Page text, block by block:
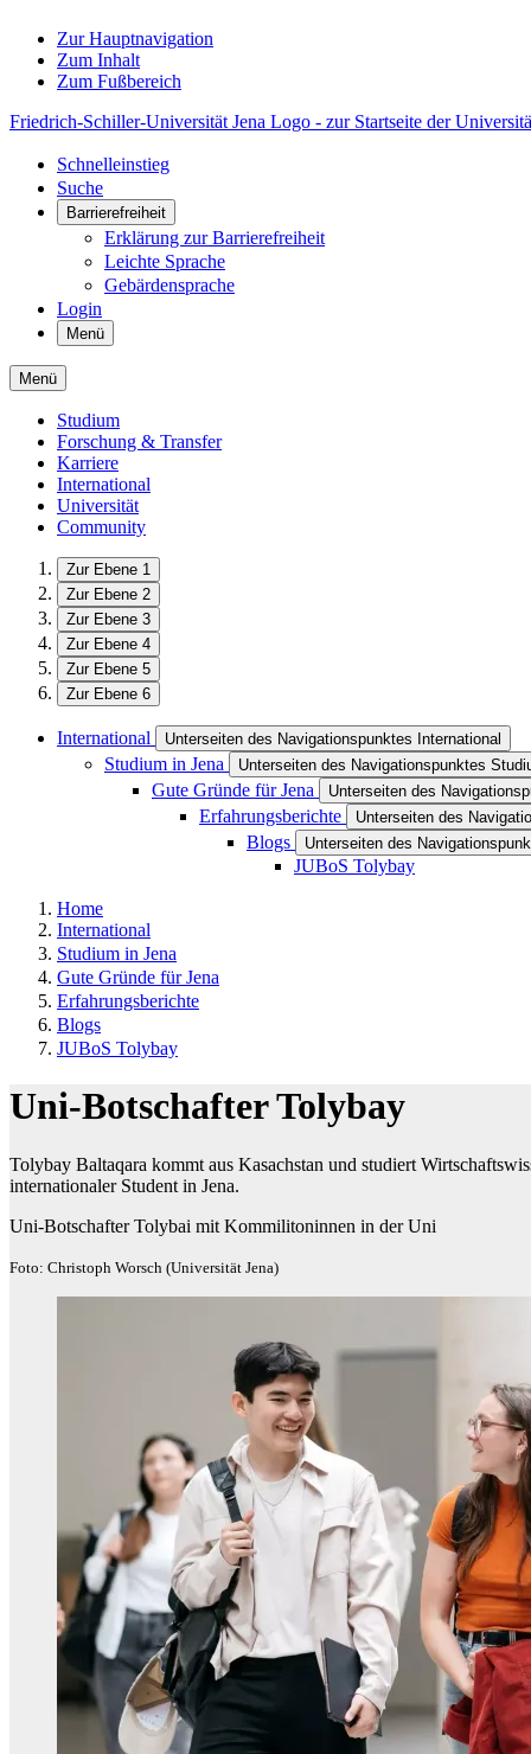
Zur Hauptnavigation
Zum Inhalt
Zum Fußbereich
Friedrich-Schiller-Universität Jena Logo - zur Startseite der
Schnelleinstieg
Suche
Barrierefreiheit
Erklärung zur Barrierefreiheit
Leichte Sprache
Gebärdensprache
Login
Menü
Menü
Studium
Forschung & Transfer
Karriere
International
Universität
Community
Zur Ebene 1
Zur Ebene 2
Zur Ebene 3
Zur Ebene 4
Zur Ebene 5
Zur Ebene 6
International Unterseiten des Navigationspunktes International
Studium in Jena Unterseiten des Navigationspunktes
Gute Gründe für Jena Unterseiten des
Erfahrungsberichte Unterseiten des
Blogs Unterseiten des
JUBoS Tolybay
Home
International
Studium in Jena
Gute Gründe für Jena
Erfahrungsberichte
Blogs
JUBoS Tolybay
Uni-Botschafter Tolybay
Tolybay Baltaqara kommt aus Kasachstan und studiert
internationaler Student in Jena.
Uni-Botschafter Tolybai mit Kommilitoninnen in der Uni
Foto: Christoph Worsch (Universität Jena)